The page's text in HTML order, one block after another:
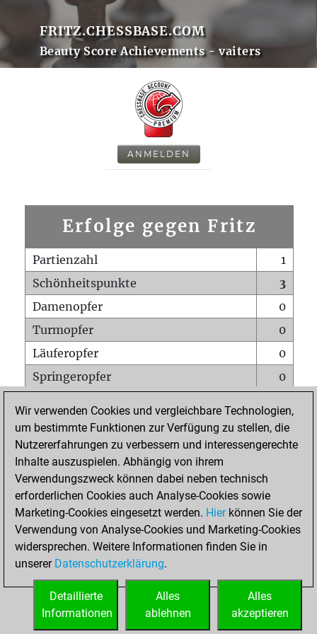
FRITZ.CHESSBASE.COM
Beauty Score Achievements - vaiters
ANMELDEN
Erfolge gegen Fritz
Partienzahl
1
Schönheitspunkte
3
Damenopfer
0
Turmopfer
0
Läuferopfer
0
Springeropfer
0
Matt auf vollem Brett
0
Bauer setzt Matt
0
Erstickte Matts
Unterverwandlungen
Türme auf der siebten
0
STARTSEITE
Wir verwenden Cookies und vergleichbare Technologien,
um bestimmte Funktionen zur Verfügung zu stellen, die
Nutzererfahrungen zu verbessern und interessengerechte
Inhalte auszuspielen. Abhängig von ihrem
Verwendungszweck können dabei neben technisch
erforderlichen Cookies auch Analyse-Cookies sowie
Marketing-Cookies eingesetzt werden. Hierkönnen Sie der
Verwendung von Analyse-Cookies und Marketing-Cookies
widersprechen. Weitere Informationen finden Sie in
unserer Datenschutzerklärung.
Alles
akzeptieren
Alles
ablehnen
Detaillierte
Informationen